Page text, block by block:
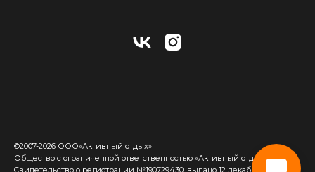
©2007-2026 ООО«Активный отдых»
Общество с ограниченной ответственностью «Активный отдых»
Cвидетельство о регистрации №190729430, выдано 12 декабря 2017